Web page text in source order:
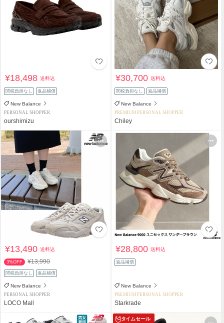
¥18,498送料込
関税負担なし 返品補償
New Balance
PERSONAL SHOPPER
ourshimizu
¥30,700送料込
関税負担なし 返品補償
New Balance
PREMIUM PERSONAL SHOPPER
Chiley
¥13,490送料込
3%OFF ¥13,990
関税負担なし 返品補償
New Balance
PERSONAL SHOPPER
LOCO Mall
¥28,800送料込
返品補償
New Balance
PREMIUM PERSONAL SHOPPER
Starkrade
タイムセール